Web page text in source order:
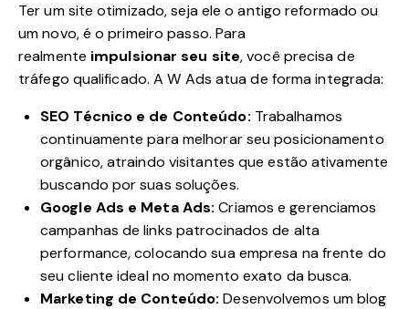
Ter um site otimizado, seja ele o antigo reformado ou
um novo, é o primeiro passo. Para
realmente impulsionar seu site, você precisa de
tráfego qualificado. A W Ads atua de forma integrada:
SEO Técnico e de Conteúdo: Trabalhamos
continuamente para melhorar seu posicionamento
orgânico, atraindo visitantes que estão ativamente
buscando por suas soluções.
Google Ads e Meta Ads: Criamos e gerenciamos
campanhas de links patrocinados de alta
performance, colocando sua empresa na frente do
seu cliente ideal no momento exato da busca.
Marketing de Conteúdo: Desenvolvemos um blog